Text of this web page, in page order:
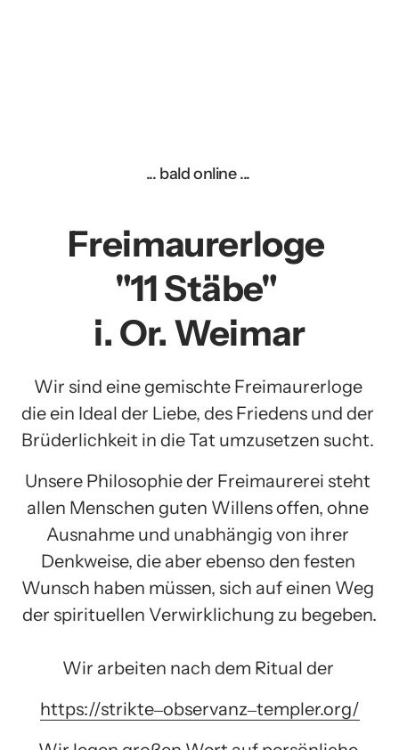
... bald online ...
Freimaurerloge
"11 Stäbe"
i. Or. Weimar
Wir sind eine gemischte Freimaurerloge
die ein Ideal der Liebe, des Friedens und der
Brüderlichkeit in die Tat umzusetzen sucht.
Unsere Philosophie der Freimaurerei steht
allen Menschen guten Willens offen, ohne
Ausnahme und unabhängig von ihrer
Denkweise, die aber ebenso den festen
Wunsch haben müssen, sich auf einen Weg
der spirituellen Verwirklichung zu begeben.
Wir arbeiten nach dem Ritual der
https://strikte‒observanz‒templer.org/